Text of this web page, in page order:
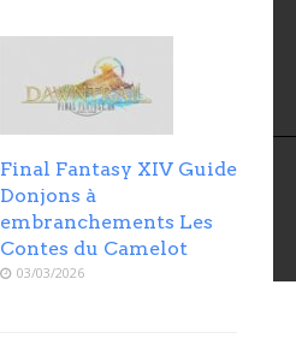
Final Fantasy XIV Guide
Donjons à
embranchements Les
Contes du Camelot
03/03/2026